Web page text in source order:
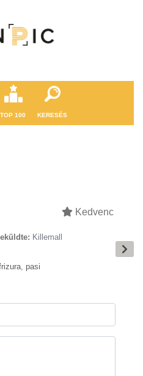
TOP 100 KERESÉS
Kedvenc
Killemall
, pasi